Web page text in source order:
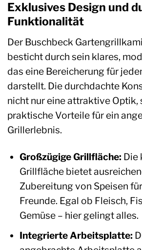
Exklusives Design und
Funktionalität
Der Buschbeck
besticht durch sein klares,
das eine Bereicherung für
darstellt. Die durchdachte
nicht nur eine attraktive Optik,
praktische Vorteile für ein
Grillerlebnis.
Großzügige Grillfläche: Die
Grillfläche bietet
Zubereitung von Speisen
Freunde. Egal ob Fleisch,
Gemüse – hier gelingt alles.
Integrierte Arbeitsplatte: